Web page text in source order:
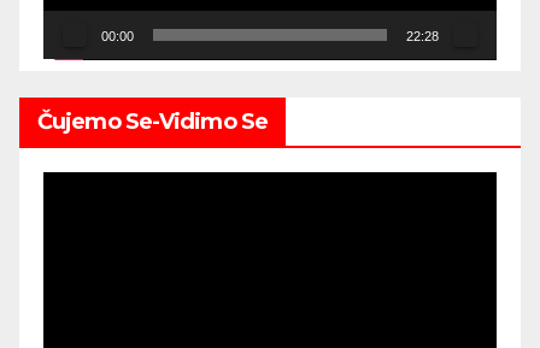
00:00 22:28
Čujemo Se-Vidimo Se